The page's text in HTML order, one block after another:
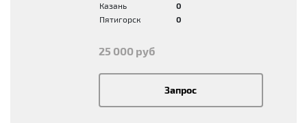
Казань
0
Пятигорск
0
25 000 руб
Запрос